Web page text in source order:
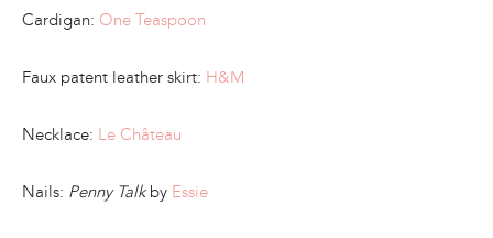
Cardigan: One Teaspoon
Faux patent leather skirt: H&M
Necklace: Le Château
Nails: Penny Talkby Essie